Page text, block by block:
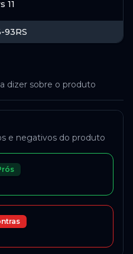
11
93RS
dizer sobre o produto
e negativos do produto